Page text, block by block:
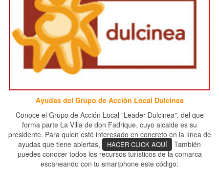
Ayudas del Grupo de Acción Local Dulcinea
Conoce el Grupo de Acción Local "Leader Dulcinea", del que
forma parte La Villa de don Fadrique, cuyo alcalde es su
presidente. Para quien esté interesado en concreto en la línea de
ayudas que tiene abiertas,
HACER CLICK AQUÍ
También
puedes conocer todos los recursos turísticos de la comarca
escaneando con tu smartphone este código: